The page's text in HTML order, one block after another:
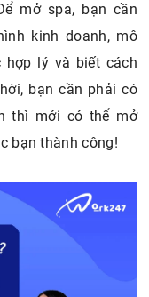
mở spa, bạn cần
kinh doanh, mô
hợp lý và biết cách
bạn cần phải có
thì mới có thể mở
bạn thành công!